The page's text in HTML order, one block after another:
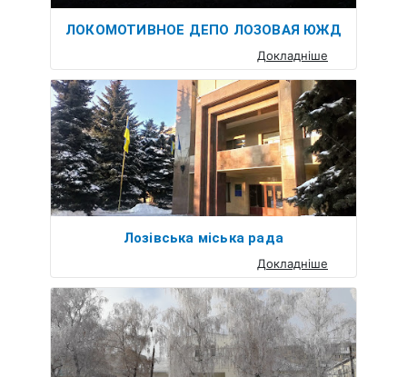
ЛОКОМОТИВНОЕ ДЕПО ЛОЗОВАЯ ЮЖД
Докладніше
Лозівська міська рада
Докладніше